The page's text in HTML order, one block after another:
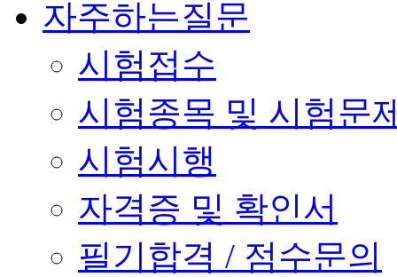
자주하는질문
시험접수
시험종목 및 시험문
시험시행
자격증 및 확인서
필기합격 / 점수문의